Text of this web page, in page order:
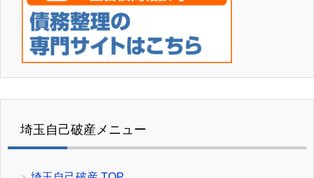
埼玉自己破産メニュー